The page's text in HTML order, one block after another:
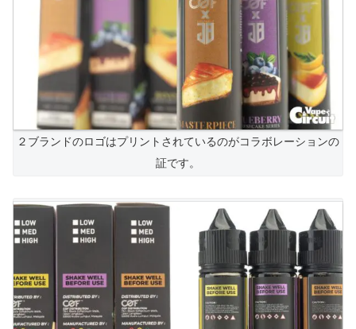
２ブランドのロゴはプリントされているのがコラボレーションの
証です。